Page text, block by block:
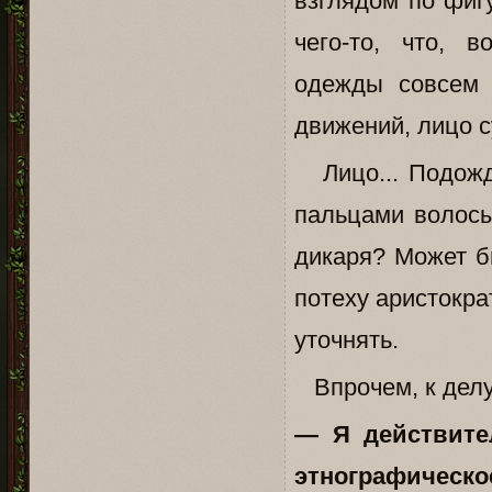
чего-то, что,
одежды совсем
движений, лицо
Лицо...
пальцами
дикаря? Может
потеху
уточнять.
Впрочем, к
— Я